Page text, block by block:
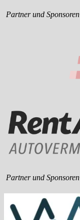
Partner und Sponsoren
Partner und Sponsoren